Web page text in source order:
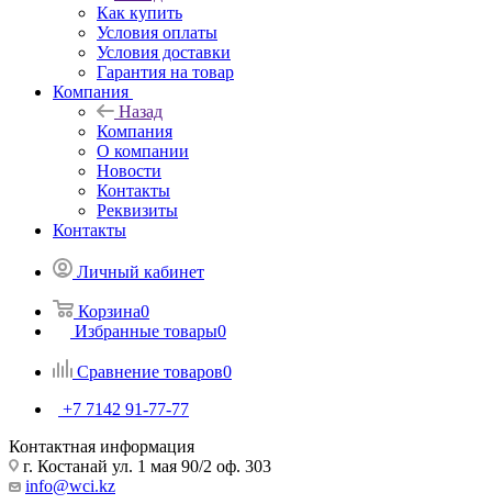
Как купить
Условия оплаты
Условия доставки
Гарантия на товар
Компания
Назад
Компания
О компании
Новости
Контакты
Реквизиты
Контакты
Личный кабинет
Корзина0
Избранные товары0
Сравнение товаров0
+7 7142 91-77-77
Контактная информация
г. Костанай ул. 1 мая 90/2 оф. 303
info@wci.kz